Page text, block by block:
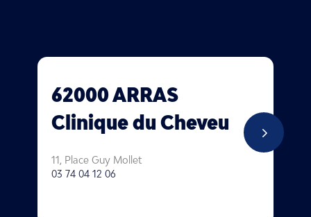
5
62000 ARRAS
Clinique du Cheveu
11, Place Guy Mollet
03 74 04 12 06